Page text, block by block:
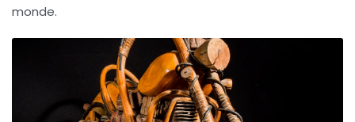
monde.